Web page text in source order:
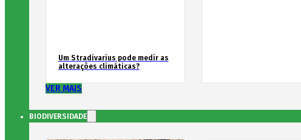
Um Stradivarius pode medir as
alterações climáticas?
VER MAIS
BIODIVERSIDADE